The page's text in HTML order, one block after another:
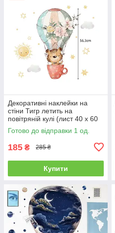
Декоративні наклейки на
стіни Тигр летить на
повітряній кулі (лист 40 х 60
см) Б156-20-10
Готово до відправки 1 од.
185 ₴ 285 ₴
Купити